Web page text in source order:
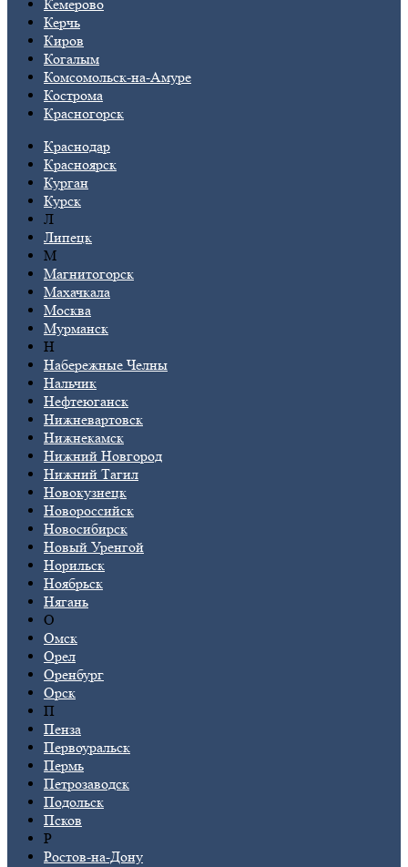
Кемерово
Керчь
Киров
Когалым
Комсомольск-на-Амуре
Кострома
Красногорск
Краснодар
Красноярск
Курган
Курск
Л
Липецк
М
Магнитогорск
Махачкала
Москва
Мурманск
Н
Набережные Челны
Нальчик
Нефтеюганск
Нижневартовск
Нижнекамск
Нижний Новгород
Нижний Тагил
Новокузнецк
Новороссийск
Новосибирск
Новый Уренгой
Норильск
Ноябрьск
Нягань
О
Омск
Орел
Оренбург
Орск
П
Пенза
Первоуральск
Пермь
Петрозаводск
Подольск
Псков
Р
Ростов-на-Дону